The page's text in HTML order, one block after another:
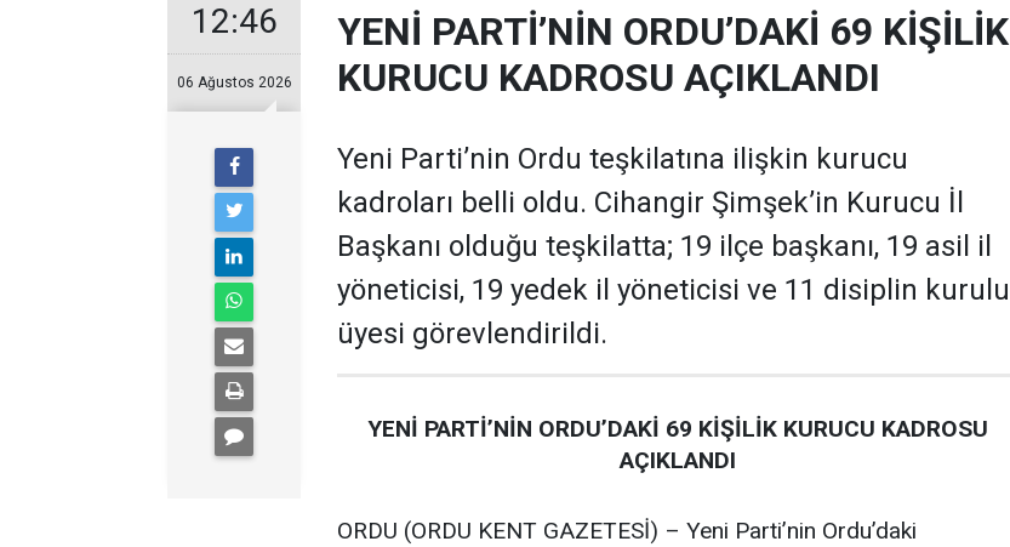
12:46
06 Ağustos 2026
YENİ PARTİ’NİN ORDU’DAKİ 69 KİŞİLİK
KURUCU KADROSU AÇIKLANDI
Yeni Parti’nin Ordu teşkilatına ilişkin kurucu
kadroları belli oldu. Cihangir Şimşek’in Kurucu İl
Başkanı olduğu teşkilatta; 19 ilçe başkanı, 19 asil il
yöneticisi, 19 yedek il yöneticisi ve 11 disiplin kurulu
üyesi görevlendirildi.
YENİ PARTİ’NİN ORDU’DAKİ 69 KİŞİLİK KURUCU KADROSU
AÇIKLANDI
ORDU (ORDU KENT GAZETESİ) – Yeni Parti’nin Ordu’daki